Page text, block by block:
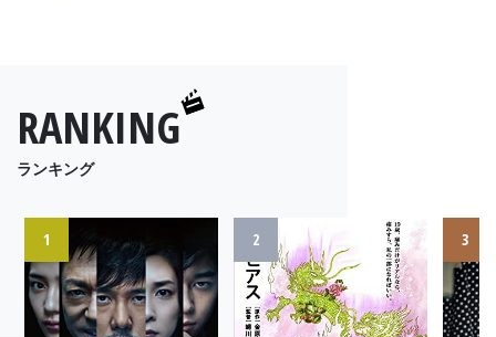
RANKING
ランキング
1 2 3